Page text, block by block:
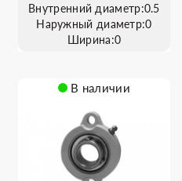
Внутренний диаметр:0.5
Наружный диаметр:0
Ширина:0
В наличии